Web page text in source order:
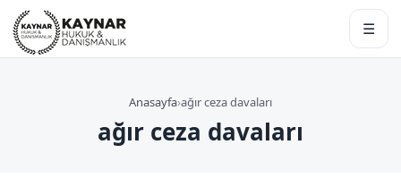
☰
Anasayfa›ağır ceza davaları
ağır ceza davaları